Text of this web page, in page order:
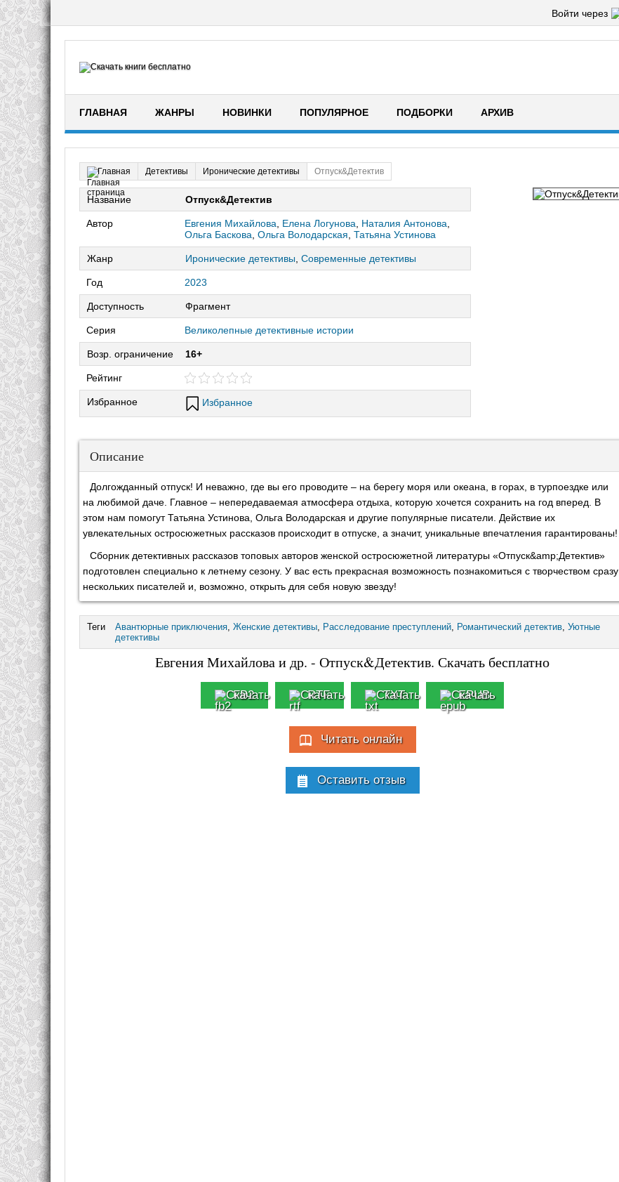
Войти через
ГЛАВНАЯ ЖАНРЫ НОВИНКИ ПОПУЛЯРНОЕ ПОДБОРКИ АРХИВ
Главная Детективы Иронические детективы Отпуск&Детектив
Название Отпуск&Детектив
Автор Евгения Михайлова Елена Логунова Наталия Антонова
Ольга Баскова Ольга Володарская Татьяна Устинова
Жанр Иронические детективы Современные детективы
Год 2023
Доступность Фрагмент
Серия Великолепные детективные истории
Возр. ограничение 16+
Рейтинг
Избранное Избранное
Описание
Долгожданный отпуск! И неважно, где вы его проводите – на берегу моря или океана, в горах, в турпоездке или
на любимой даче. Главное – непередаваемая атмосфера отдыха, которую хочется сохранить на год вперед. В
этом нам помогут Татьяна Устинова, Ольга Володарская и другие популярные писатели. Действие их
увлекательных остросюжетных рассказов происходит в отпуске, а значит, уникальные впечатления гарантированы!
Сборник детективных рассказов топовых авторов женской остросюжетной литературы «Отпуск&amp;Детектив»
подготовлен специально к летнему сезону. У вас есть прекрасная возможность познакомиться с творчеством сразу
нескольких писателей и, возможно, открыть для себя новую звезду!
Теги Авантюрные приключения Женские детективы Расследование преступлений Романтический детектив Уютные
детективы
Евгения Михайлова и др. - Отпуск&Детектив. Скачать бесплатно
FB2 RTF TXT EPUB
Читать онлайн
Оставить отзыв